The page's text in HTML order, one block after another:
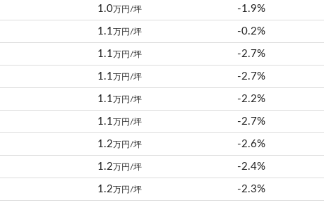
1.0万円/坪 -1.9%
1.1 万円/坪 -0.2%
1.1 万円/坪 -2.7%
1.1 万円/坪 -2.7%
1.1 万円/坪 -2.2%
1.1 万円/坪 -2.7%
1.2万円/坪 -2.6%
1.2万円/坪 -2.4%
1.2万円/坪 -2.3%